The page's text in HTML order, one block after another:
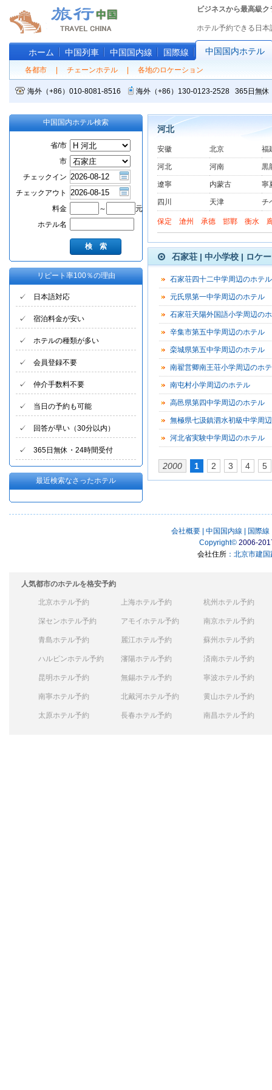
ビジネスから最高級
ホテル予約できる日
ホーム 中国列車 中国国内線 国際線 中国国内ホテル
各都市 チェーンホテル 各地のロケーション
海外（+86）010-8081-8516 海外（+86）130-0123-2528 365日無休
河北
安徽 北京 福
河北 河南 黒
遼寧 内蒙古 寧
四川 天津 チ
保定 滄州 承德 邯鄲 衡水
石家荘 | 中小学校 | ロケ
石家荘四十二中学周辺のホテル
元氏県第一中学周辺のホテル
石家荘天陽外国語小学周辺の
辛集市第五中学周辺のホテル
栾城県第五中学周辺のホテル
南翟営卿南王荘小学周辺のホ
南屯村小学周辺のホテル
高邑県第四中学周辺のホテル
無極県七汲鎮泗水初級中学周
テル
河北省実験中学周辺のホテル
2000 1 2 3 4 5
中国国内ホテル検索
省/市
市
チェックイン
チェックアウト
料金
～
元
ホテル名
リピート率100％の理由
✓ 日本語対応
✓ 宿泊料金が安い
✓ ホテルの種類が多い
✓ 会員登録不要
✓ 仲介手数料不要
✓ 当日の予約も可能
✓ 回答が早い（30分以内）
✓ 365日無休・24時間受付
最近検索なさったホテル
会社概要 中国国内線 国際線
Copyright© 2006-
会社住所：北京市建
人気都市のホテルを格安予約
北京ホテル予約 上海ホテル予約 杭州ホテル予約
深センホテル予約 アモイホテル予約 南京ホテル予約
青島ホテル予約 麗江ホテル予約 蘇州ホテル予約
ハルピンホテル予約 瀋陽ホテル予約 済南ホテル予約
昆明ホテル予約 無錫ホテル予約 寧波ホテル予約
南寧ホテル予約 北戴河ホテル予約 黄山ホテル予約
太原ホテル予約 長春ホテル予約 南昌ホテル予約